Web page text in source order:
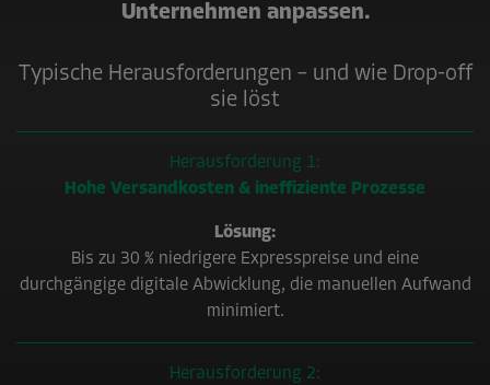
Unternehmen anpassen.
Typische Herausforderungen – und wie Drop-off
sie löst
Herausforderung 1:
Hohe Versandkosten & ineffiziente Prozesse
Lösung:
Bis zu 30 % niedrigere Expresspreise und eine
durchgängige digitale Abwicklung, die manuellen Aufwand
minimiert.
Herausforderung 2: